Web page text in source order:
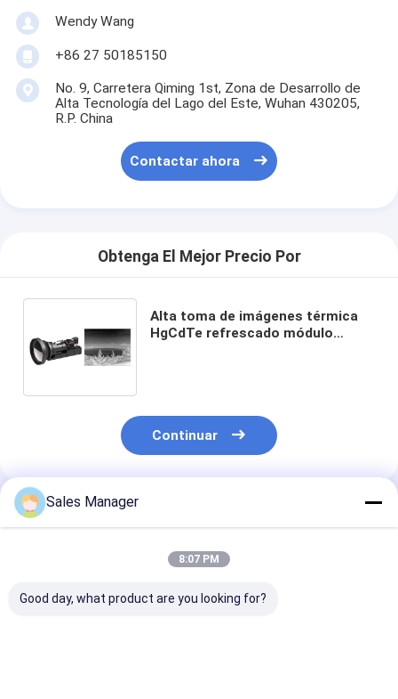
Wendy Wang
+86 27 50185150
No. 9, Carretera Qiming 1st, Zona de Desarrollo de
Alta Tecnología del Lago del Este, Wuhan 430205,
R.P. China
Contactar ahora
Obtenga El Mejor Precio Por
Alta toma de imágenes térmica
HgCdTe refrescado módulo
Continuar
Productos Recomendados
Sales Manager
8:07 PM
Good day, what product are you looking for?